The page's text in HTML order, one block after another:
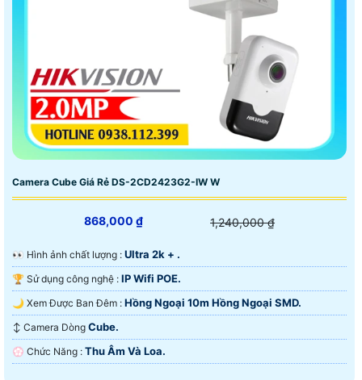
Camera Cube Giá Rẻ DS-2CD2423G2-IW W
868,000 ₫ 1,240,000 ₫
️👀 Hình ảnh chất lượng : Ultra 2k + .
🏆 Sử dụng công nghệ : IP Wifi POE.
🌙 Xem Được Ban Đêm : Hồng Ngoại 10m Hồng Ngoại SMD.
↕️ Camera Dòng Cube.
️💮 Chức Năng : Thu Âm Và Loa.